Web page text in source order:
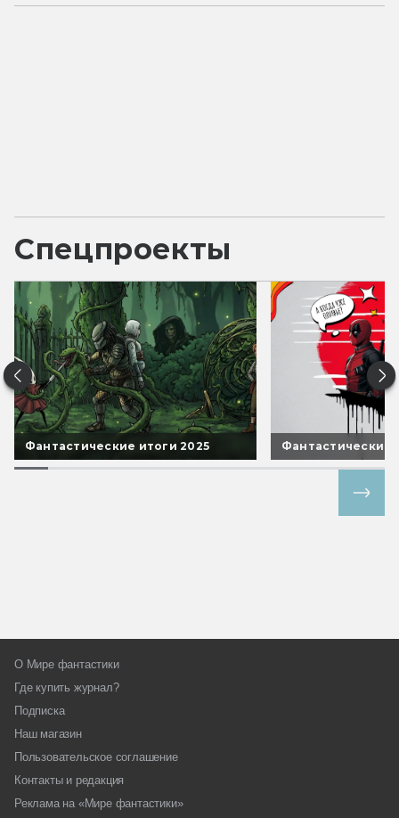
Спецпроекты
Фантастические итоги 2025 Фантастические
О Мире фантастики
Где купить журнал?
Подписка
Наш магазин
Пользовательское соглашение
Контакты и редакция
Реклама на «Мире фантастики»